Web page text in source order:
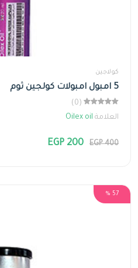
كولاجين
5 امبول امبولات كولجين ثوم
(0)
العلامة Oilex oil
EGP 200 EGP 400
57 %